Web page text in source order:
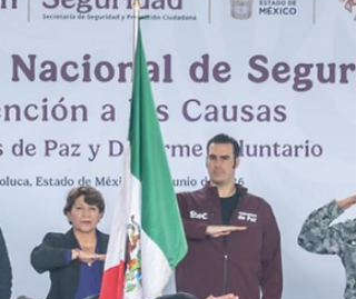
"Motiva • Crea • Transforma", un espacio
diseñado para impulsar el emprendimiento,
innovación y la creatividad entre las y los
estudiantes mexiquenses.